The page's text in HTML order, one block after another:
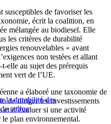
susceptibles de favoriser les
écrit la coalition, en
mélangée au biodiesel. Elle
les critères de durabilité
renouvelables « avant
non testées et allant
elle au sujet des prérequis
vert de l’UE.
la durabilité des
palme
a élaboré une taxonomie de
de diriger les investissements
et d’évaluer si une activité
plan environnemental.